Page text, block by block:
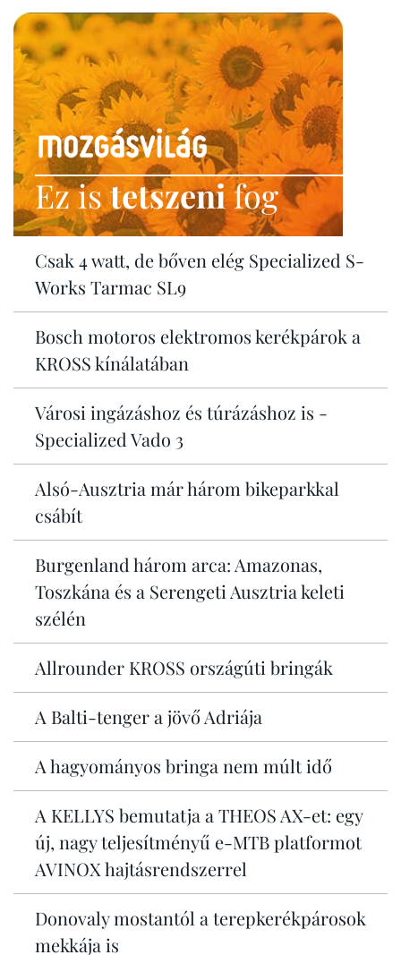
Ez istetszenifog
Csak 4 watt, de bőven elég Specialized S-
Works Tarmac SL9
Bosch motoros elektromos kerékpárok a
KROSS kínálatában
Városi ingázáshoz és túrázáshoz is -
Specialized Vado 3
Alsó-Ausztria már három bikeparkkal
csábít
Burgenland három arca: Amazonas,
Toszkána és a Serengeti Ausztria keleti
szélén
Allrounder KROSS országúti bringák
A Balti-tenger a jövő Adriája
A hagyományos bringa nem múlt idő
A KELLYS bemutatja a THEOS AX-et: egy
új, nagy teljesítményű e-MTB platformot
AVINOX hajtásrendszerrel
Donovaly mostantól a terepkerékpárosok
mekkája is